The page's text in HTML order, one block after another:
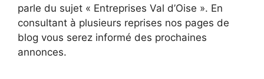
parle du sujet « Entreprises Val d’Oise ». En
consultant à plusieurs reprises nos pages de
blog vous serez informé des prochaines
annonces.